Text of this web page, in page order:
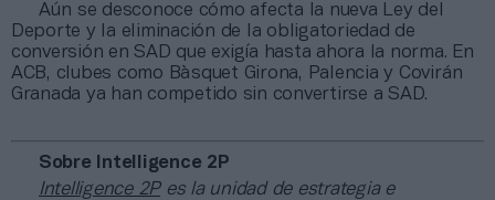
Aún se desconoce cómo afecta la nueva Ley del
Deporte y la eliminación de la obligatoriedad de
conversión en SAD que exigía hasta ahora la norma. En
ACB, clubes como Bàsquet Girona, Palencia y Covirán
Granada ya han competido sin convertirse a SAD.
Sobre Intelligence 2P
Intelligence 2Pes la unidad de estrategia e